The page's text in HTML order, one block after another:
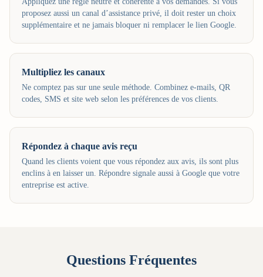
proposez aussi un canal d’assistance privé, il doit rester un choix
supplémentaire et ne jamais bloquer ni remplacer le lien Google.
Multipliez les canaux
Ne comptez pas sur une seule méthode. Combinez e-mails, QR
codes, SMS et site web selon les préférences de vos clients.
Répondez à chaque avis reçu
Quand les clients voient que vous répondez aux avis, ils sont plus
enclins à en laisser un. Répondre signale aussi à Google que votre
entreprise est active.
Questions Fréquentes